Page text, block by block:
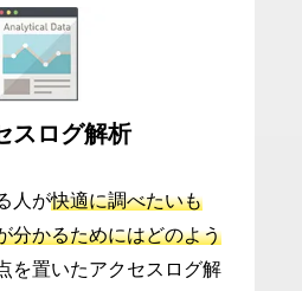
スログ解析
人が快適に調べたいも
分かるためにはどのよう
を置いたアクセスログ解